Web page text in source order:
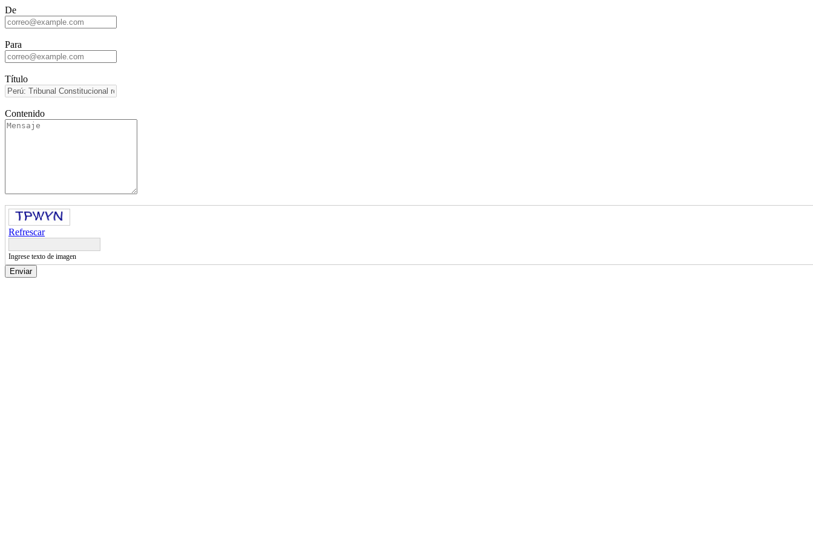
De
Para
Título
Contenido
Refrescar
Ingrese texto de imagen